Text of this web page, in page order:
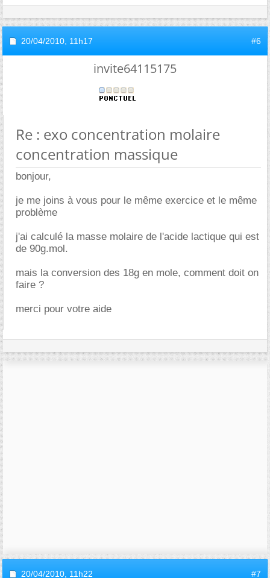
20/04/2010, 11h17 #6
invite64115175
Re : exo concentration molaire
concentration massique
bonjour,
je me joins à vous pour le même exercice et le même
problème
j'ai calculé la masse molaire de l'acide lactique qui est
de 90g.mol.
mais la conversion des 18g en mole, comment doit on
faire ?
merci pour votre aide
20/04/2010, 11h22 #7